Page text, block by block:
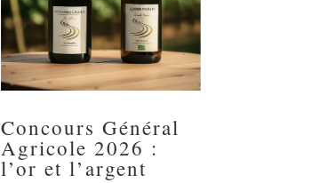
Concours Général
Agricole 2026 :
l’or et l’argent